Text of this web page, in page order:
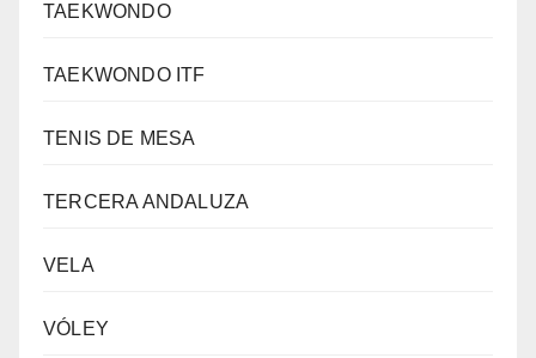
TAEKWONDO
TAEKWONDO ITF
TENIS DE MESA
TERCERA ANDALUZA
VELA
VÓLEY